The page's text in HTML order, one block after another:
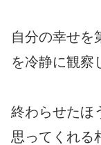
自分の幸せを
を冷静に観察
終わらせたほ
思ってくれる